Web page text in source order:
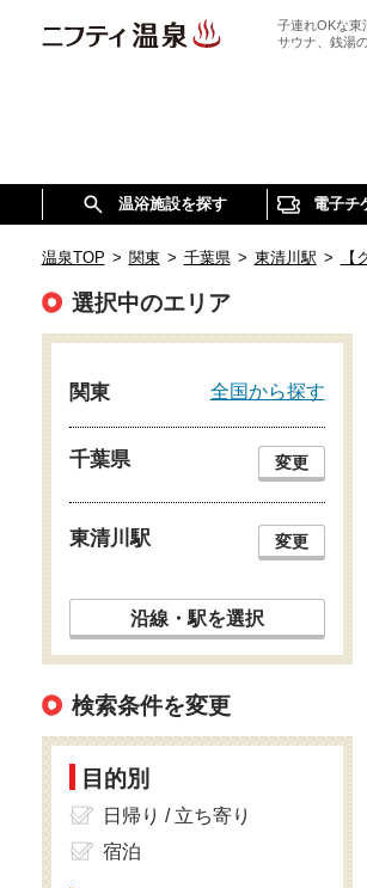
子連れOKな東
サウナ、銭湯
温浴施設を探す 電子チ
温泉TOP > 関東 > 千葉県 > 東清川駅 > 【
選択中のエリア
関東 全国から探す
千葉県 変更
東清川駅 変更
沿線・駅を選択
検索条件を変更
目的別
日帰り / 立ち寄り
宿泊